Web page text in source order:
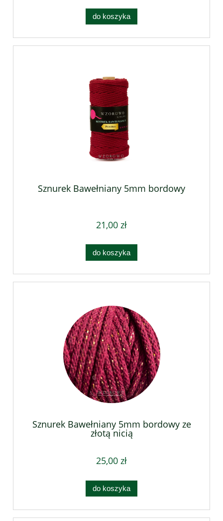
do koszyka
Sznurek Bawełniany 5mm bordowy
21,00 zł
do koszyka
Sznurek Bawełniany 5mm bordowy ze
złotą nicią
25,00 zł
do koszyka